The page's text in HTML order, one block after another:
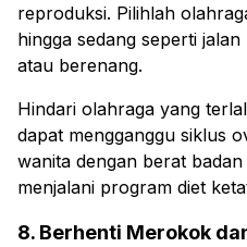
reproduksi. Pilihlah
hingga sedang seperti
atau berenang.
Hindari olahraga yang
dapat mengganggu siklus
wanita dengan berat
menjalani program diet
8. Berhenti Merokok